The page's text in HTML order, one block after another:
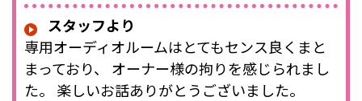
スタッフより
専用オーディオルームはとてもセンス良くまと
まっており、 オーナー様の拘りを感じられまし
た。 楽しいお話ありがとうございました。